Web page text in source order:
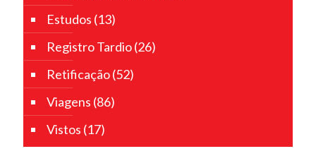
Estudos (13)
Registro Tardio(26)
Retificação(52)
Viagens (86)
Vistos (17)